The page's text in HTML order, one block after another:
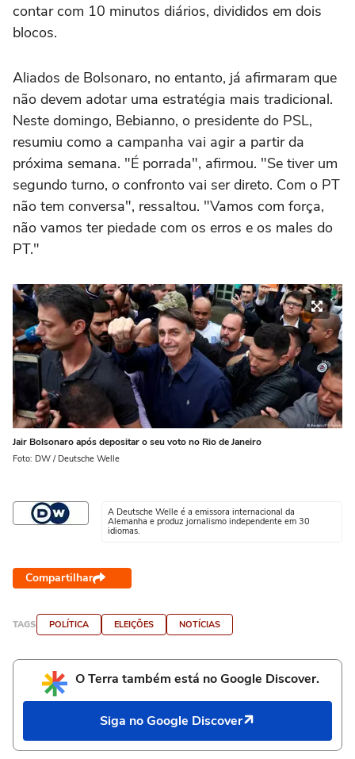
contar com 10 minutos diários, divididos em dois
blocos.
Aliados de Bolsonaro, no entanto, já afirmaram que
não devem adotar uma estratégia mais tradicional.
Neste domingo, Bebianno, o presidente do PSL,
resumiu como a campanha vai agir a partir da
próxima semana. "É porrada", afirmou. "Se tiver um
segundo turno, o confronto vai ser direto. Com o PT
não tem conversa", ressaltou. "Vamos com força,
não vamos ter piedade com os erros e os males do
PT."
Jair Bolsonaro após depositar o seu voto no Rio de Janeiro
Foto: DW / Deutsche Welle
A Deutsche Welle é a emissora internacional da
Alemanha e produz jornalismo independente em 30
idiomas.
Compartilhar
TAGS POLÍTICA ELEIÇÕES NOTÍCIAS
O Terra também está no Google Discover.
Siga no Google Discover